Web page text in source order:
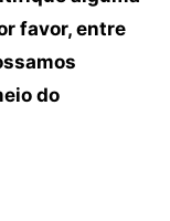
favor, entre
do